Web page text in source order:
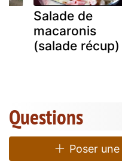
Salade de
macaronis
(salade récup)
Questions
Poser